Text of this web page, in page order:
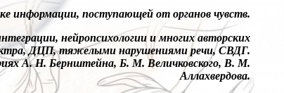
информации, поступающей от органов чувств.
нейропсихологии и многих авторских
ДЦП, тяжелыми нарушениями речи, СВДГ.
А. Н. Бернштейна, Б. М. Величковского, В. М.
Аллахвердова.